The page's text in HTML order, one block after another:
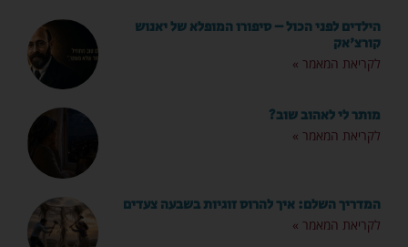
הילדים לפני הכול – סיפורו המופלא של יאנוש
קורצ'אק
לקריאת המאמר »
מותר לי לאהוב שוב?
לקריאת המאמר »
המדריך השלם: איך להרוס זוגיות בשבעה צעדים
לקריאת המאמר »